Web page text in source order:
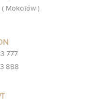
Mokotów )
777
888